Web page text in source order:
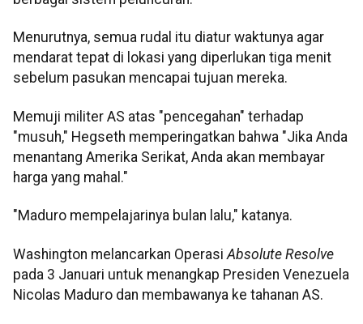
Menurutnya, semua rudal itu diatur waktunya agar
mendarat tepat di lokasi yang diperlukan tiga menit
sebelum pasukan mencapai tujuan mereka.
Memuji militer AS atas "pencegahan" terhadap
"musuh," Hegseth memperingatkan bahwa "Jika Anda
menantang Amerika Serikat, Anda akan membayar
harga yang mahal."
"Maduro mempelajarinya bulan lalu," katanya.
Washington melancarkan Operasi Absolute Resolve
pada 3 Januari untuk menangkap Presiden Venezuela
Nicolas Maduro dan membawanya ke tahanan AS.